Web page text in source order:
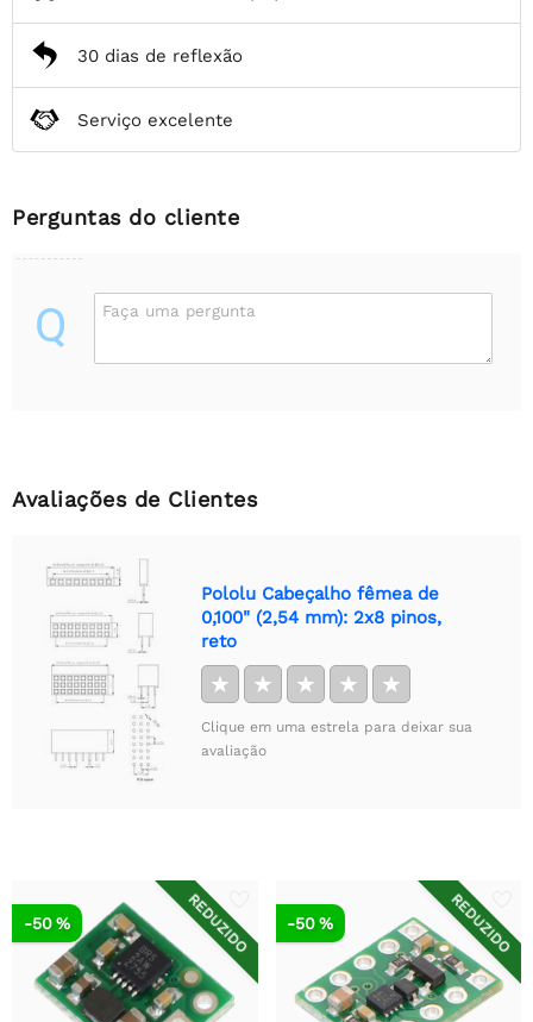
30 dias de reflexão
Serviço excelente
Perguntas do cliente
Q Faça uma pergunta
Avaliações de Clientes
Pololu Cabeçalho fêmea de
0,100" (2,54 mm): 2x8 pinos,
reto
★ ★ ★ ★ ★
Clique em uma estrela para deixar sua
avaliação
REDUZIDO
-50 % REDUZIDO
-50 %